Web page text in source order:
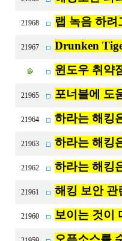
21968 랩 녹음 하려
21967
Drunken
윈도우 취약
21965 포너블에 도
21964 하라는 해킹
21963 하라는 해킹
21962 하라는 해킹
21961 해킹 보안 관
21960 보이는 것이